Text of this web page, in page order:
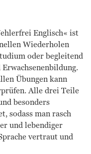
Englisch« ist
Wiederholen
oder begleitend
Übungen kann
Alle drei Teile
besonders
sodass man rasch
und lebendiger
vertraut und